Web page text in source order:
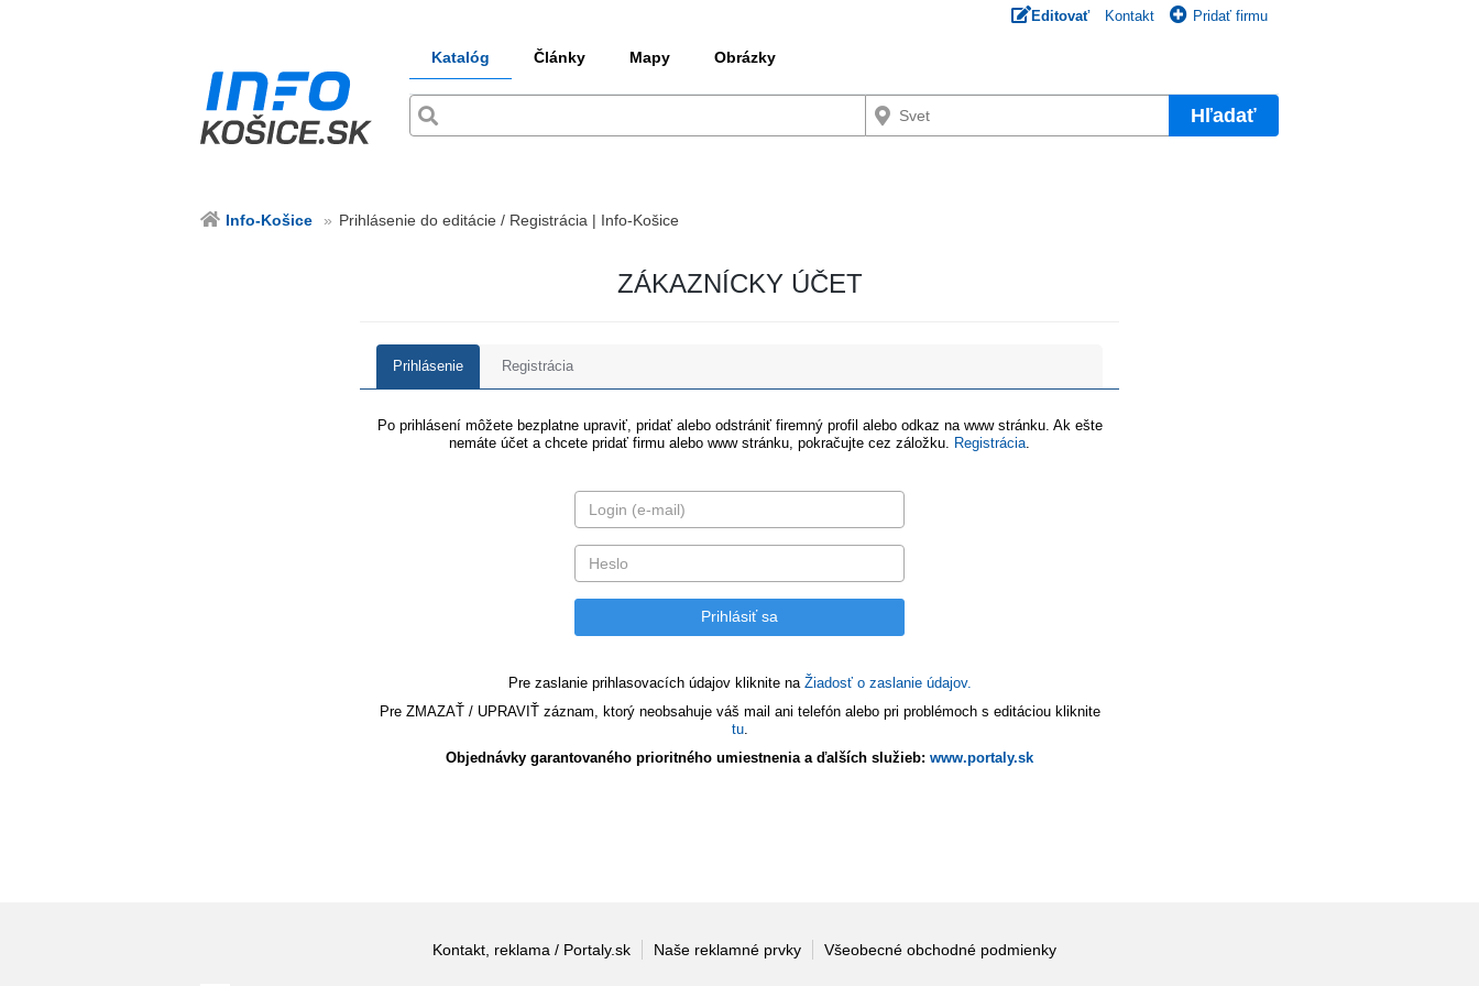
Editovať Kontakt Pridať firmu
Katalóg Články Mapy Obrázky
Hľadať
Info-Košice Prihlásenie do editácie / Registrácia | Info-Košice
ZÁKAZNÍCKY ÚČET
Prihlásenie Registrácia
Po prihlásení môžete bezplatne upraviť, pridať alebo odstrániť firemný profil alebo odkaz na www stránku. Ak ešte
nemáte účet a chcete pridať firmu alebo www stránku, pokračujte cez záložku.
Registrácia
Pre zaslanie prihlasovacích údajov kliknite na Žiadosť o zaslanie údajov.
Pre ZMAZAŤ / UPRAVIŤ záznam, ktorý neobsahuje váš mail ani telefón alebo pri problémoch s editáciou kliknite
tu.
Objednávky garantovaného prioritného umiestnenia a ďalších služieb: www.portaly.sk
Kontakt, reklama / Portaly.sk Naše reklamné prvky Všeobecné obchodné podmienky